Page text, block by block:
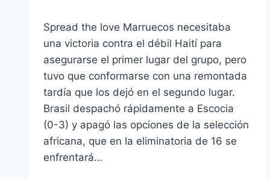
Spread the love Marruecos necesitaba
una victoria contra el débil Haití para
asegurarse el primer lugar del grupo, pero
tuvo que conformarse con una remontada
tardía que los dejó en el segundo lugar.
Brasil despachó rápidamente a Escocia
(0-3) y apagó las opciones de la selección
africana, que en la eliminatoria de 16 se
enfrentará…